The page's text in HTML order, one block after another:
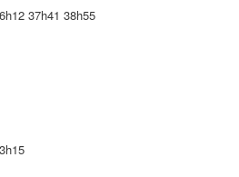
37h41 38h55